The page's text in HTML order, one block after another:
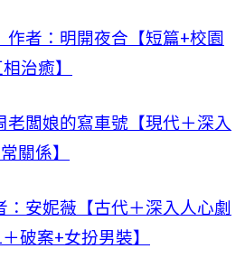
作者：明開夜合【短篇+校園
治癒】
老闆娘的寫車號【現代＋深入
關係】
：安妮薇【古代＋深入人心劇
破案+女扮男裝】